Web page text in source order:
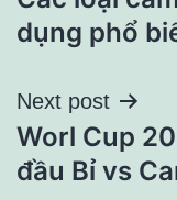
hướng
viết
dụng phổ
Next post
Worl Cup
đầu Bỉ vs